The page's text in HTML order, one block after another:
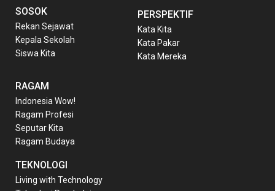
SOSOK
Rekan Sejawat
Kepala Sekolah
Siswa Kita
PERSPEKTIF
Kata Kita
Kata Pakar
Kata Mereka
RAGAM
Indonesia Wow!
Ragam Profesi
Seputar Kita
Ragam Budaya
TEKNOLOGI
Living with Technology